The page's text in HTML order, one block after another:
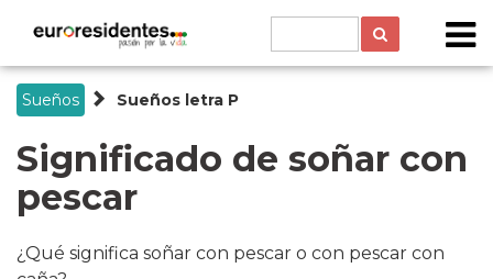
Sueños Sueños letra P
Significado de soñar con
pescar
¿Qué significa soñar con pescar o con pescar con